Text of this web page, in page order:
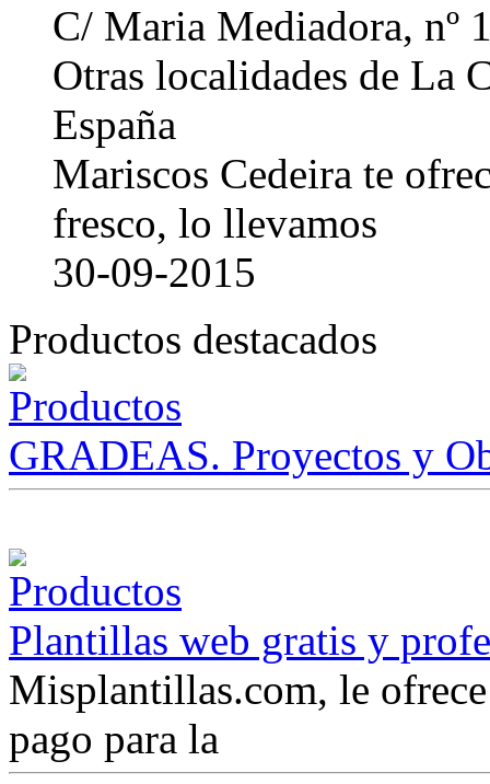
C/ Maria Mediadora, nº
Otras localidades de La
España
Mariscos Cedeira te
fresco, lo llevamos
30-09-2015
Productos destacados
GRADEAS. Proyectos y
Plantillas web gratis y
Misplantillas.com, le
pago para la